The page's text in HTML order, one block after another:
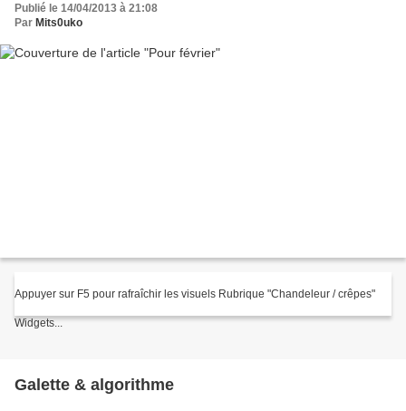
Publié le 14/04/2013 à 21:08
Par Mits0uko
Appuyer sur F5 pour rafraîchir les visuels Rubrique "Chandeleur / crêpes"
Widgets...
Galette & algorithme